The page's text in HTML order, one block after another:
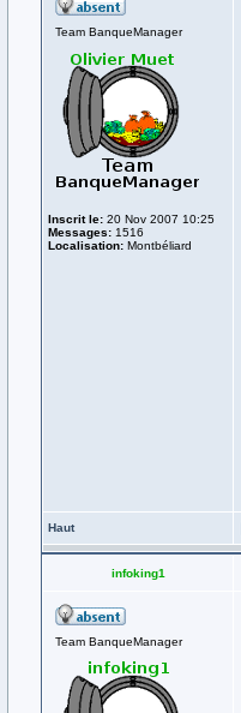
Team BanqueManager
Inscrit le: 20 Nov 2007 10:25
Messages: 1516
Localisation: Montbéliard
Haut
infoking1
Team BanqueManager